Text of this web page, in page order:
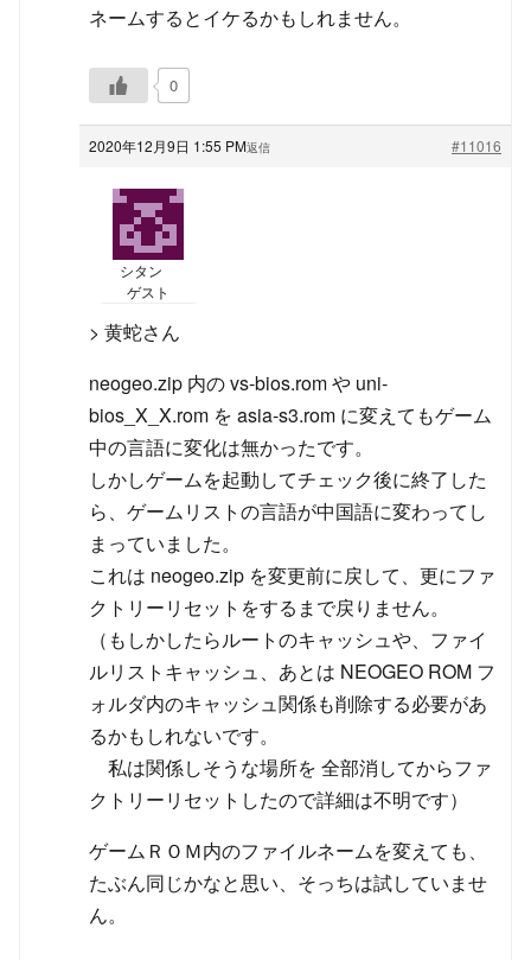
ネームするとイケるかもしれません。
0
2020年12月9日 1:55 PM #11016
返信
シタン
ゲスト
> 黄蛇さん
neogeo.zip 内の vs-bios.rom や uni-
bios_X_X.rom を asia-s3.rom に変えてもゲーム
中の言語に変化は無かったです。
しかしゲームを起動してチェック後に終了した
ら、ゲームリストの言語が中国語に変わってし
まっていました。
これは neogeo.zip を変更前に戻して、更にファ
クトリーリセットをするまで戻りません。
（もしかしたらルートのキャッシュや、ファイ
ルリストキャッシュ、あとは NEOGEO ROM フ
ォルダ内のキャッシュ関係も削除する必要があ
るかもしれないです。
私は関係しそうな場所を 全部消してからファ
クトリーリセットしたので詳細は不明です）
ゲームＲＯＭ内のファイルネームを変えても、
たぶん同じかなと思い、そっちは試していませ
ん。